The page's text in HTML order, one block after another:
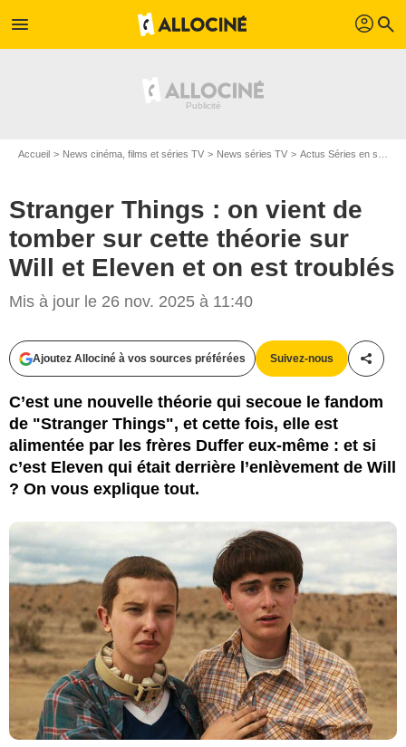
menu profil search
Accueil News cinéma, films et séries TV News séries TV Actus Séries en streaming
Stranger Things : on vient de
tomber sur cette théorie sur
Will et Eleven et on est troublés
Mis à jour le 26 nov. 2025 à 11:40
Ajoutez Allociné à vos sources préférées Suivez-nous
C’est une nouvelle théorie qui secoue le fandom
de "Stranger Things", et cette fois, elle est
alimentée par les frères Duffer eux-même : et si
c’est Eleven qui était derrière l’enlèvement de Will
? On vous explique tout.